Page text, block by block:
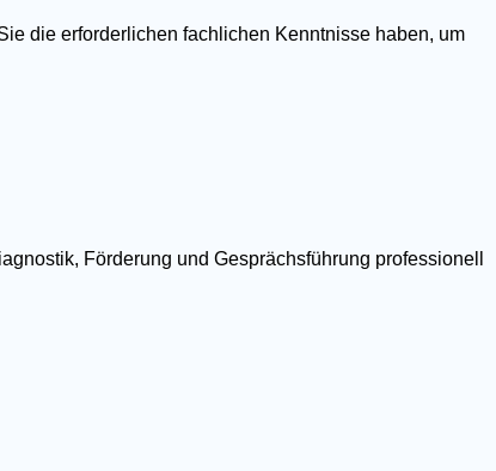
die erforderlichen fachlichen Kenntnisse haben, um
Förderung und Gesprächsführung professionell